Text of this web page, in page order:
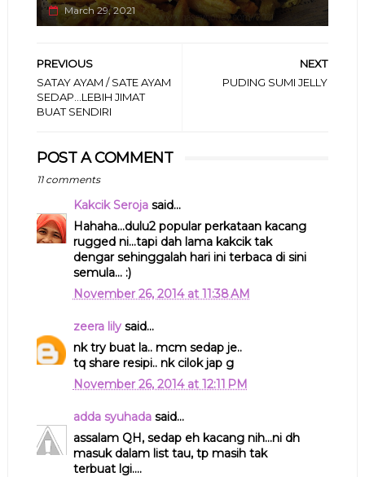
March 29, 2021
NEXT
PUDING SUMI JELLY
PREVIOUS
SATAY AYAM / SATE AYAM
SEDAP...LEBIH JIMAT
BUAT SENDIRI
POST A COMMENT
11 comments
Kakcik Serojasaid...
Hahaha...dulu2 popular perkataan kacang
rugged ni...tapi dah lama kakcik tak
dengar sehinggalah hari ini terbaca di sini
semula... :)
November 26, 2014 at 11:38 AM
zeera lilysaid...
nk try buat la.. mcm sedap je..
tq share resipi.. nk cilok jap g
November 26, 2014 at 12:11 PM
adda syuhadasaid...
assalam QH, sedap eh kacang nih...ni dh
masuk dalam list tau, tp masih tak
terbuat lgi....